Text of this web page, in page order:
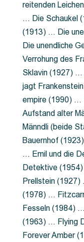
reitenden
… Die Schaukel
(1913) … Die
Die unendliche
Verrohung des
Sklavin (1927)
jagt
empire (1990) …
Aufstand alter
Männdli (beide
Bauernhof
… Emil und die
Detektive
Prellstein
(1978) …
Fesseln (1984)
(1963) … Flying
Forever Amber